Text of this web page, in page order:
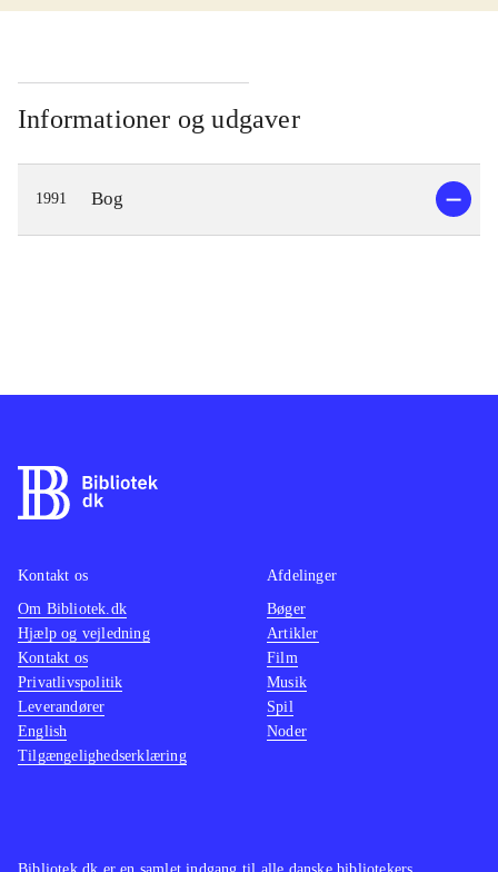
Informationer og udgaver
1991 Bog
Kontakt os
Om Bibliotek.dk
Hjælp og vejledning
Kontakt os
Privatlivspolitik
Leverandører
English
Tilgængelighedserklæring
Afdelinger
Bøger
Artikler
Film
Musik
Spil
Noder